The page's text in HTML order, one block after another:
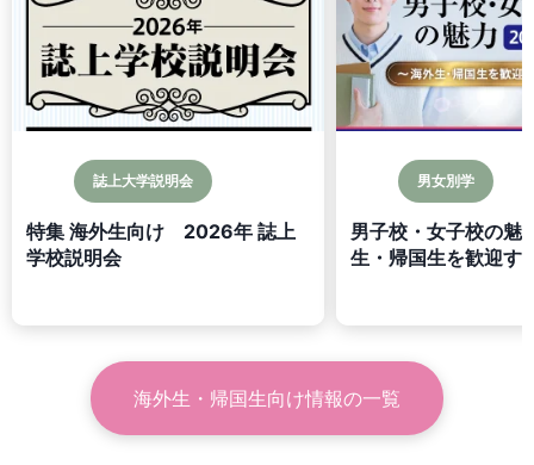
誌上大学説明会
特集 海外生向け 2026年 誌上
学校説明会
男女別学
男子校・女子校の魅
生・帰国生を歓迎す
海外生・帰国生向け情報の一覧